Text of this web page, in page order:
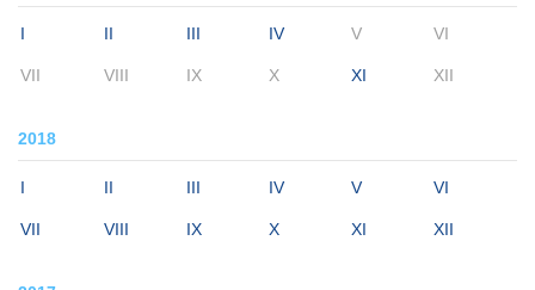
I II III IV V VI
VII VIII IX X XI XII
2018
I II III IV V VI
VII VIII IX X XI XII